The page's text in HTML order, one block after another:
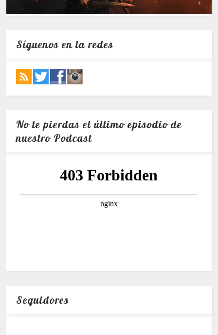
Síguenos en la redes
No te pierdas el último episodio de
nuestro Podcast
Seguidores